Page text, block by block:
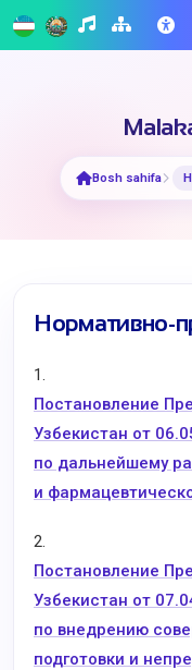
Bosh sahifa
Нормативно-
1.
Постановление
Узбекистан от
по дальнейшему
и
2.
Постановление
Узбекистан от
по внедрению
подготовки и